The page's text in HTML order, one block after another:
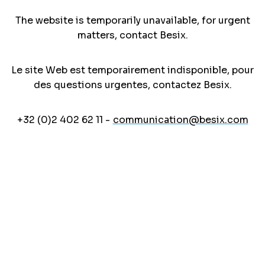
The website is temporarily unavailable, for urgent
matters, contact Besix.
Le site Web est temporairement indisponible, pour
des questions urgentes, contactez Besix.
+32 (0)2 402 62 11 - communication@besix.com